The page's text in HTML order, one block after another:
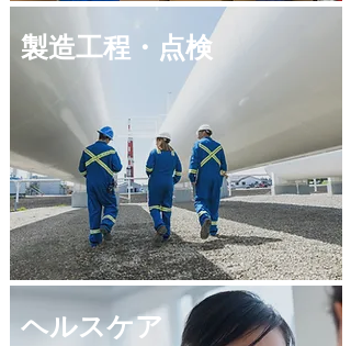
製造工程・点検
ヘルスケア